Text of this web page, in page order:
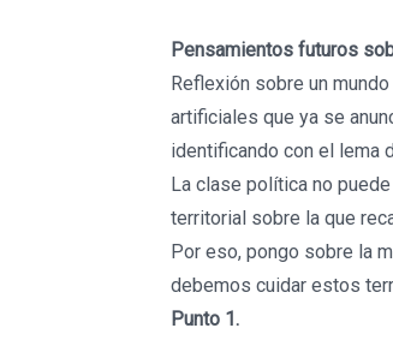
Pensamientos futuros
Reflexión sobre un
artificiales que ya se
identificando con el lema
La clase política no
territorial sobre la que
Por eso, pongo sobre la
debemos cuidar estos
Punto 1.